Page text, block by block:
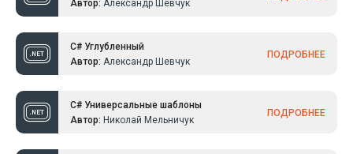
Автор: Александр Шевчук
C# Углубленный
Автор: Александр Шевчук
ПОДРОБНЕЕ
C# Универсальные шаблоны
Автор: Николай Мельничук
ПОДРОБНЕЕ